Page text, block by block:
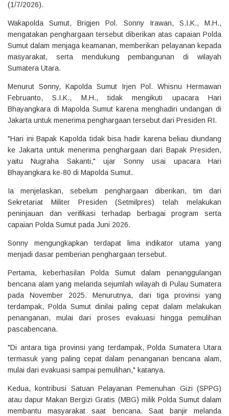
(1/7/2026).
Wakapolda Sumut, Brigjen Pol. Sonny Irawan, S.I.K., M.H.,
mengatakan penghargaan tersebut diberikan atas capaian Polda
Sumut dalam menjaga keamanan, memberikan pelayanan kepada
masyarakat, serta mendukung pembangunan di wilayah
Sumatera Utara.
Menurut Sonny, Kapolda Sumut Irjen Pol. Whisnu Hermawan
Februanto, S.I.K., M.H., tidak mengikuti upacara Hari
Bhayangkara di Mapolda Sumut karena menghadiri undangan di
Jakarta untuk menerima penghargaan tersebut dari Presiden RI.
"Hari ini Bapak Kapolda tidak bisa hadir karena beliau diundang
ke Jakarta untuk menerima penghargaan dari Bapak Presiden,
yaitu Nugraha Sakanti," ujar Sonny usai upacara Hari
Bhayangkara ke-80 di Mapolda Sumut.
Ia menjelaskan, sebelum penghargaan diberikan, tim dari
Sekretariat Militer Presiden (Setmilpres) telah melakukan
peninjauan dan verifikasi terhadap berbagai program serta
capaian Polda Sumut pada Juni 2026.
Sonny mengungkapkan terdapat lima indikator utama yang
menjadi dasar pemberian penghargaan tersebut.
Pertama, keberhasilan Polda Sumut dalam penanggulangan
bencana alam yang melanda sejumlah wilayah di Pulau Sumatera
pada November 2025. Menurutnya, dari tiga provinsi yang
terdampak, Polda Sumut dinilai paling cepat dalam melakukan
penanganan, mulai dari proses evakuasi hingga pemulihan
pascabencana.
"Di antara tiga provinsi yang terdampak, Polda Sumatera Utara
termasuk yang paling cepat dalam penanganan bencana alam,
mulai dari evakuasi sampai pemulihan," katanya.
Kedua, kontribusi Satuan Pelayanan Pemenuhan Gizi (SPPG)
atau dapur Makan Bergizi Gratis (MBG) milik Polda Sumut dalam
membantu masyarakat saat bencana. Saat banjir melanda